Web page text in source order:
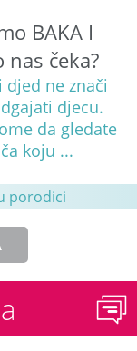
BAKA I
nas čeka?
ne znači
djecu.
da gledate
koju ...
porodici